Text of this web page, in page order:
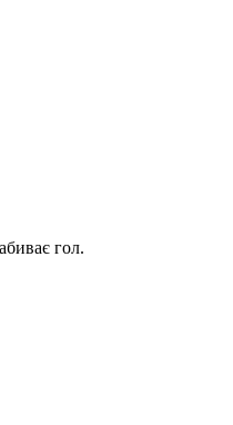
гол.